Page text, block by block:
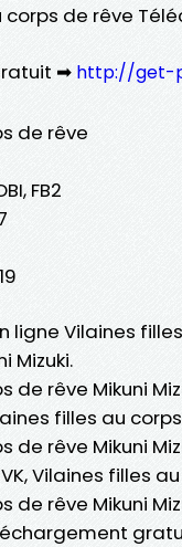
de rêve
➡ http://get-
de rêve
FB2
ligne Vilaines
Mizuki.
de rêve Mikuni
filles au
de rêve Mikuni
Vilaines filles
de rêve Mikuni